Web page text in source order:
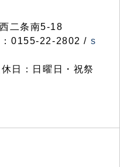
二条南5-18
0155-22-2802 / s
日：日曜日・祝祭